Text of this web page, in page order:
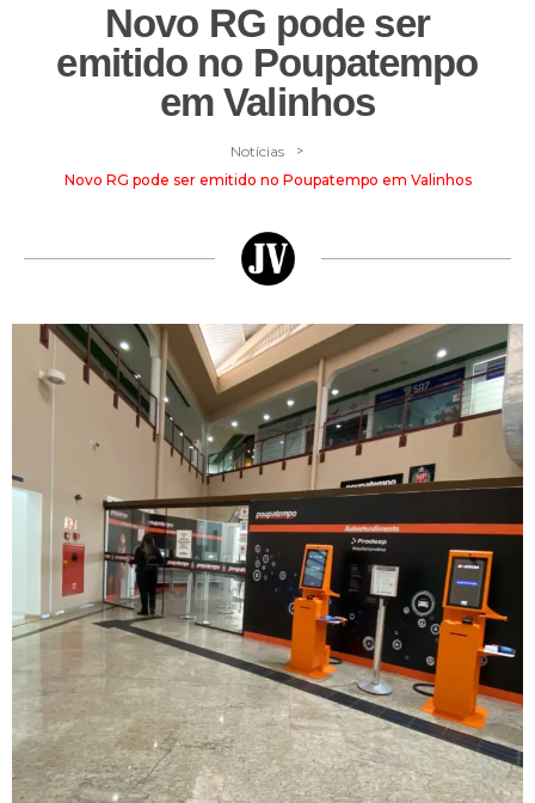
Novo RG pode ser
emitido no Poupatempo
em Valinhos
Notícias >
Novo RG pode ser emitido no Poupatempo em Valinhos